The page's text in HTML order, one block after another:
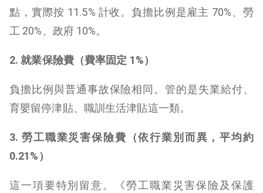
點，實際按 11.5% 計收。負擔比例是雇主 70%、勞
工 20%、政府 10%。
2. 就業保險費（費率固定 1%）
負擔比例與普通事故保險相同。管的是失業給付、
育嬰留停津貼、職訓生活津貼這一類。
3. 勞工職業災害保險費（依行業別而異，平均約
0.21%）
這一項要特別留意。《勞工職業災害保險及保護